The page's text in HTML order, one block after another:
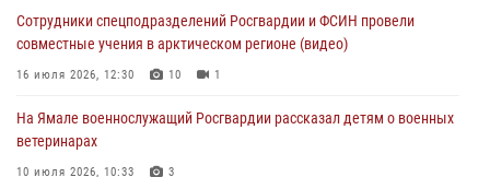
Директор Росгвардии Герой России генерал армии Виктор Золотов
поздравил специалистов подразделений тыла с профессиональным
праздником
Сотрудники СОБР «Варк» повышают боевое мастерство на Ямале
Сотрудники спецподразделений Росгвардии и ФСИН провели
совместные учения в арктическом регионе (видео)
16 июля 2026, 12:30 10 1
На Ямале военнослужащий Росгвардии рассказал детям о военных
ветеринарах
10 июля 2026, 10:33 3